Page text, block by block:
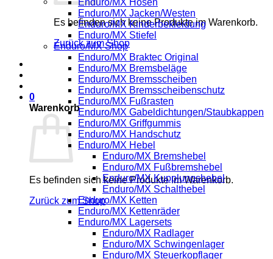
Es befinden sich keine Produkte im Warenkorb.
Zurück zum Shop
0
Warenkorb
Es befinden sich keine Produkte im Warenkorb.
Zurück zum Shop
Enduro/MX Hosen
Enduro/MX Jacken/Westen
Enduro/MX Kinderbekleidung
Enduro/MX Stiefel
Enduro/MX Shop
Enduro/MX Braktec Original
Enduro/MX Bremsbeläge
Enduro/MX Bremsscheiben
Enduro/MX Bremsscheibenschutz
Enduro/MX Fußrasten
Enduro/MX Gabeldichtungen/Staubkappen
Enduro/MX Griffgummis
Enduro/MX Handschutz
Enduro/MX Hebel
Enduro/MX Bremshebel
Enduro/MX Fußbremshebel
Enduro/MX Kupplungshebel
Enduro/MX Schalthebel
Enduro/MX Ketten
Enduro/MX Kettenräder
Enduro/MX Lagersets
Enduro/MX Radlager
Enduro/MX Schwingenlager
Enduro/MX Steuerkopflager